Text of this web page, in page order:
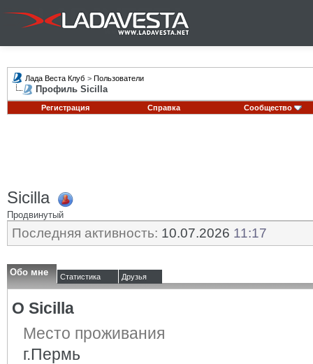
Лада Веста Клуб > Пользователи
Профиль Sicilla
Регистрация Справка Сообщество
Sicilla
Продвинутый
Последняя активность: 10.07.2026 11:17
Обо мне Статистика Друзья
О Sicilla
Место проживания
г.Пермь